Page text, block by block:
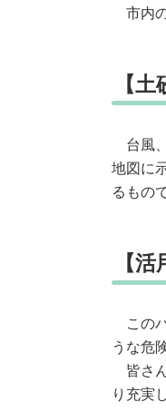
市内
【
台風
地図に
るもの
【
この
うな危
皆さ
り充実